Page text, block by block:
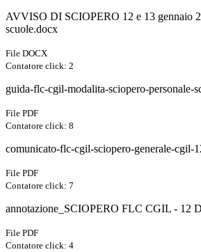
AVVISO DI SCIOPERO 12 e 13 gennaio
scuole.docx
File DOCX
Contatore click: 2
guida-flc-cgil-modalita-sciopero-personale-
File PDF
Contatore click: 8
comunicato-flc-cgil-sciopero-generale-cgil-
File PDF
Contatore click: 7
annotazione_SCIOPERO FLC CGIL - 12
File PDF
Contatore click: 4